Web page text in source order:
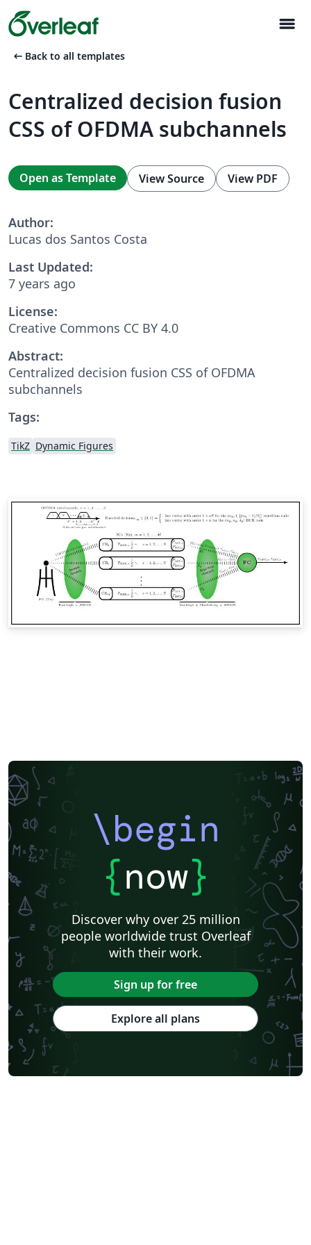
menu
arrow_left_alt Back to all templates
Centralized decision fusion
CSS of OFDMA subchannels
Open as Template View Source View PDF
Author:
Lucas dos Santos Costa
Last Updated:
7 years ago
License:
Creative Commons CC BY 4.0
Abstract:
Centralized decision fusion CSS of OFDMA
subchannels
Tags:
TikZ Dynamic Figures
\begin
{now}
Discover why over 25 million
people worldwide trust Overleaf
with their work.
Sign up for free
Explore all plans